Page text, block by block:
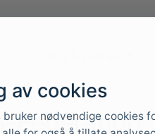
Federation
av cookies
bruker nødvendige cookies